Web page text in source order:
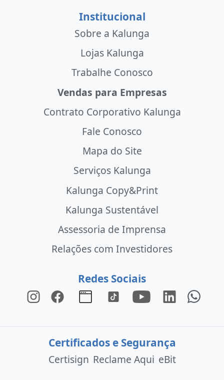
Institucional
Sobre a Kalunga
Lojas Kalunga
Trabalhe Conosco
Vendas para Empresas
Contrato Corporativo Kalunga
Fale Conosco
Mapa do Site
Serviços Kalunga
Kalunga Copy&Print
Kalunga Sustentável
Assessoria de Imprensa
Relações com Investidores
Redes Sociais
Certificados e Segurança
Certisign Reclame Aqui eBit